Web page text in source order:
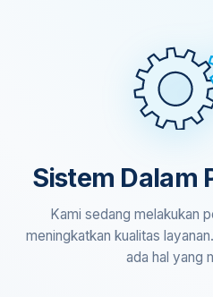
Sistem Dalam
Kami sedang melakukan
meningkatkan kualitas
ada hal yang